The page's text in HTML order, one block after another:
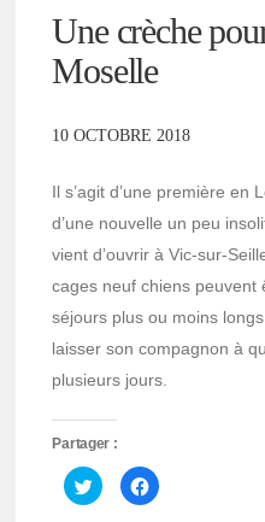
Une crèche
Moselle
10 OCTOBRE 2018
Il s’agit d’une première en
d’une nouvelle un peu
vient d’ouvrir à Vic-sur-
cages neuf chiens peuvent
séjours plus ou moins
laisser son compagnon à
plusieurs jours.
Partager :
Cliquez
pour
partager
Cliquez
pour